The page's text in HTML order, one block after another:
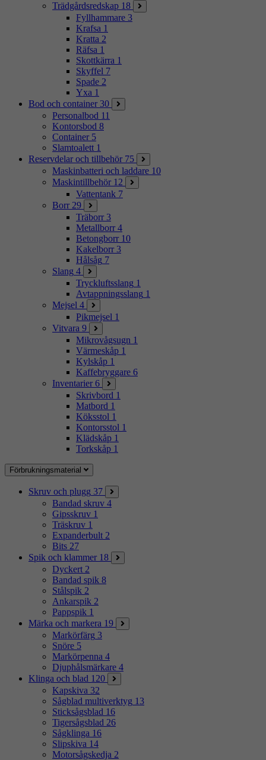
Trädgårdsredskap 18
Fyllhammare 3
Krafsa 1
Kratta 2
Räfsa 1
Skottkärra 1
Skyffel 7
Spade 2
Yxa 1
Bod och container 30
Personalbod 11
Kontorsbod 8
Container 5
Slamtoalett 1
Reservdelar och tillbehör 75
Maskinbatteri och laddare 10
Maskintillbehör 12
Vattentank 7
Borr 29
Träborr 3
Metallborr 4
Betongborr 10
Kakelborr 3
Hålsåg 7
Slang 4
Tryckluftsslang 1
Avtappningsslang 1
Mejsel 4
Pikmejsel 1
Vitvara 9
Mikrovågsugn 1
Värmeskåp 1
Kylskåp 1
Kaffebryggare 6
Inventarier 6
Skrivbord 1
Matbord 1
Köksstol 1
Kontorsstol 1
Klädskåp 1
Torkskåp 1
Förbrukningsmaterial
Skruv och plugg 37
Bandad skruv 4
Gipsskruv 1
Träskruv 1
Expanderbult 2
Bits 27
Spik och klammer 18
Dyckert 2
Bandad spik 8
Stålspik 2
Ankarspik 2
Pappspik 1
Märka och markera 19
Markörfärg 3
Snöre 5
Markörpenna 4
Djuphålsmärkare 4
Klinga och blad 120
Kapskiva 32
Sågblad multiverktyg 13
Sticksågsblad 16
Tigersågsblad 26
Sågklinga 16
Slipskiva 14
Motorsågskedja 2